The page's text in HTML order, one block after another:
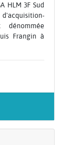
HLM 3F Sud
Frangin à